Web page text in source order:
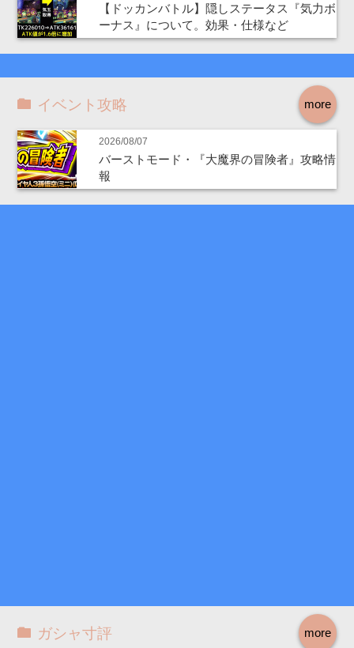
【ドッカンバトル】隠しステータス『気力ボ
ーナス』について。効果・仕様など
more
イベント攻略
2026/08/07
バーストモード・『大魔界の冒険者』攻略情
報
more
ガシャ寸評